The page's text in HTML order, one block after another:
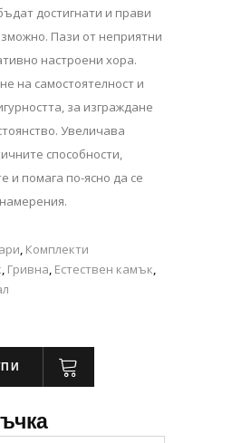
достигнати и прави
Пази от неприятни
настроени хора.
на самостоятелност и
за изграждане
Увеличава
способности,
и помага по-ясно да се
, Комплекти
, Гривна, Естествен камък,